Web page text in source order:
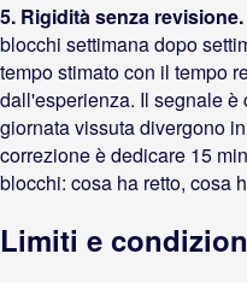
5. Rigidità senza revisione.
blocchi settimana dopo
tempo stimato con il tempo
dall'esperienza. Il segnale
giornata vissuta divergono
correzione è dedicare 15
blocchi: cosa ha retto, cosa
Limiti e